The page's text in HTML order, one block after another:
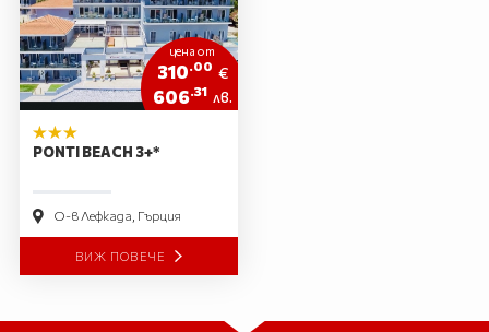
цена от
310.00 €
606 .31 лв.
PONTI BEACH 3+*
О-в Лефкада, Гърция
ВИЖ ПОВЕЧЕ